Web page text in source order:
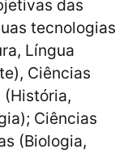
das
tecnologias
Língua
Ciências
(História,
Ciências
(Biologia,